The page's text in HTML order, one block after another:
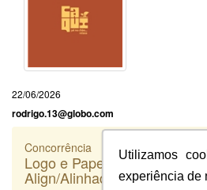
Utilizamos
experiência de
22/06/2026
rodrigo.13@globo.com
Concorrência
Logo e Papelaria (6 itens) -
Align/Alinhadores invisíveis